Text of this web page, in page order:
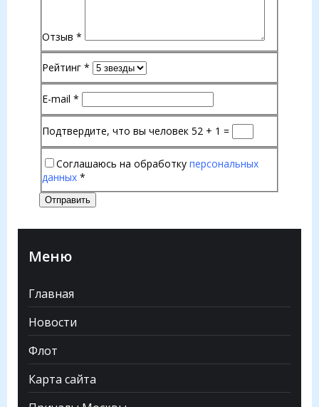
Отзыв *
Рейтинг *
E-mail *
Подтвердите, что вы человек 52 + 1 =
Соглашаюсь на обработку персональных
данных *
Отправить
Меню
Главная
Новости
Флот
Карта сайта